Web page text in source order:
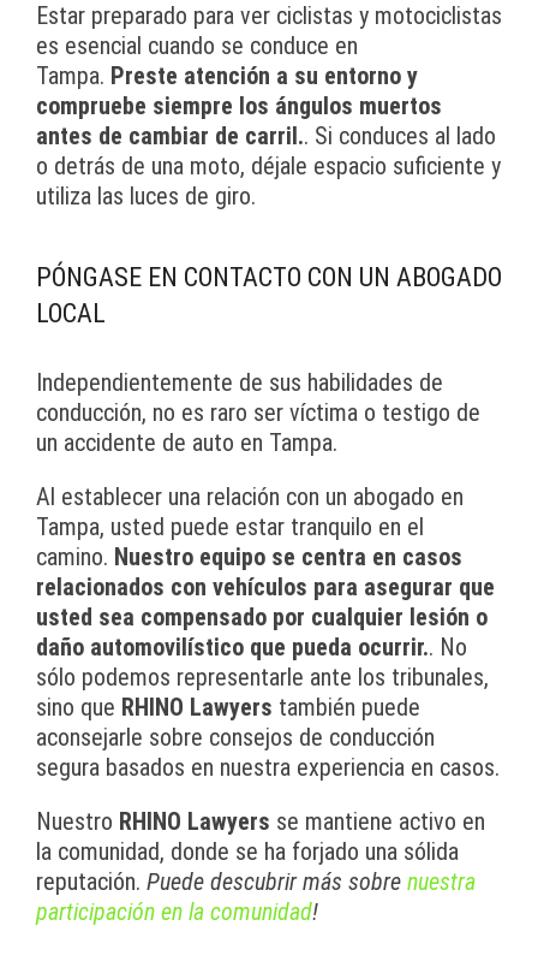
Estar preparado para ver ciclistas y motociclistas
es esencial cuando se conduce en
Tampa. Preste atención a su entorno y
compruebe siempre los ángulos muertos
antes de cambiar de carril.. Si conduces al lado
o detrás de una moto, déjale espacio suficiente y
utiliza las luces de giro.
PÓNGASE EN CONTACTO CON UN ABOGADO
LOCAL
Independientemente de sus habilidades de
conducción, no es raro ser víctima o testigo de
un accidente de auto en Tampa.
Al establecer una relación con un abogado en
Tampa, usted puede estar tranquilo en el
camino. Nuestro equipo se centra en casos
relacionados con vehículos para asegurar que
usted sea compensado por cualquier lesión o
daño automovilístico que pueda ocurrir.. No
sólo podemos representarle ante los tribunales,
sino que RHINO Lawyers también puede
aconsejarle sobre consejos de conducción
segura basados en nuestra experiencia en casos.
Nuestro RHINO Lawyers se mantiene activo en
la comunidad, donde se ha forjado una sólida
reputación. Puede descubrir más sobre nuestra
participación en la comunidad!